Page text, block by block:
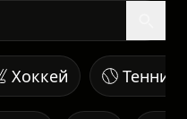
Хоккей Теннис